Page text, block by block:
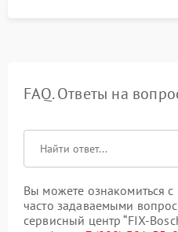
FAQ. Ответы на
Вы можете ознакомиться
часто задаваемыми
сервисный центр “FIX-